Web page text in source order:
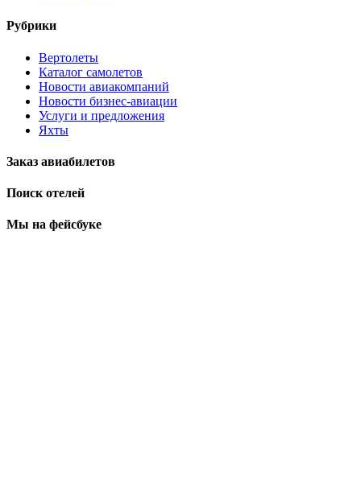
Рубрики
Вертолеты
Каталог самолетов
Новости авиакомпаний
Новости бизнес-авиации
Услуги и предложения
Яхты
Заказ авиабилетов
Поиск отелей
Мы на фейсбуке